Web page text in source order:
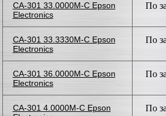
CA-301 33.0000M-C Epson
Electronics
По
CA-301 33.3330M-C Epson
Electronics
По
CA-301 36.0000M-C Epson
Electronics
По
CA-301 4.0000M-C Epson
По